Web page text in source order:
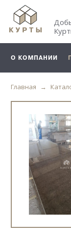
О КОМПАНИИ
Главная